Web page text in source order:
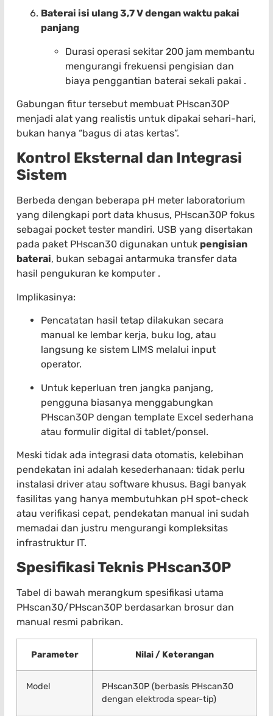
Baterai isi ulang 3,7 V dengan waktu pakai
panjang
Durasi operasi sekitar 200 jam membantu
mengurangi frekuensi pengisian dan
biaya penggantian baterai sekali pakai .
Gabungan fitur tersebut membuat PHscan30P
menjadi alat yang realistis untuk dipakai sehari-hari,
bukan hanya “bagus di atas kertas”.
Kontrol Eksternal dan Integrasi
Sistem
Berbeda dengan beberapa pH meter laboratorium
yang dilengkapi port data khusus, PHscan30P fokus
sebagai pocket tester mandiri. USB yang disertakan
pada paket PHscan30 digunakan untuk pengisian
baterai, bukan sebagai antarmuka transfer data
hasil pengukuran ke komputer .
Implikasinya:
Pencatatan hasil tetap dilakukan secara
manual ke lembar kerja, buku log, atau
langsung ke sistem LIMS melalui input
operator.
Untuk keperluan tren jangka panjang,
pengguna biasanya menggabungkan
PHscan30P dengan template Excel sederhana
atau formulir digital di tablet/ponsel.
Meski tidak ada integrasi data otomatis, kelebihan
pendekatan ini adalah kesederhanaan: tidak perlu
instalasi driver atau software khusus. Bagi banyak
fasilitas yang hanya membutuhkan pH spot-check
atau verifikasi cepat, pendekatan manual ini sudah
memadai dan justru mengurangi kompleksitas
infrastruktur IT.
Spesifikasi Teknis PHscan30P
Tabel di bawah merangkum spesifikasi utama
PHscan30/PHscan30P berdasarkan brosur dan
manual resmi pabrikan.
Parameter Nilai / Keterangan
Model
PHscan30P (berbasis PHscan30
dengan elektroda spear-tip)